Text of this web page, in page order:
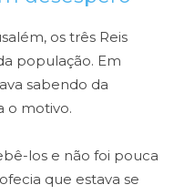
os três Reis
população. Em
sabendo da
o motivo.
los e não foi pouca
que estava se